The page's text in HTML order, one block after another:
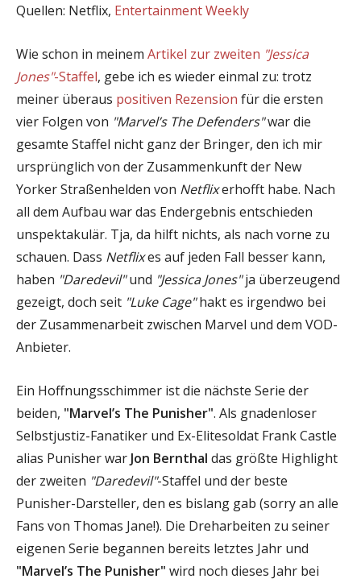
Quellen: Netflix, Entertainment Weekly
Wie schon in meinem Artikel zur zweiten "Jessica
Jones"-Staffel, gebe ich es wieder einmal zu: trotz
meiner überaus positiven Rezension für die ersten
vier Folgen von "Marvel’s The Defenders"war die
gesamte Staffel nicht ganz der Bringer, den ich mir
ursprünglich von der Zusammenkunft der New
Yorker Straßenhelden von Netflixerhofft habe. Nach
all dem Aufbau war das Endergebnis entschieden
unspektakulär. Tja, da hilft nichts, als nach vorne zu
schauen. Dass Netflixes auf jeden Fall besser kann,
haben "Daredevil"und "Jessica Jones"ja überzeugend
gezeigt, doch seit "Luke Cage"hakt es irgendwo bei
der Zusammenarbeit zwischen Marvel und dem VOD-
Anbieter.
Ein Hoffnungsschimmer ist die nächste Serie der
beiden, "Marvel’s The Punisher". Als gnadenloser
Selbstjustiz-Fanatiker und Ex-Elitesoldat Frank Castle
alias Punisher war Jon Bernthal das größte Highlight
der zweiten "Daredevil"-Staffel und der beste
Punisher-Darsteller, den es bislang gab (sorry an alle
Fans von Thomas Jane!). Die Dreharbeiten zu seiner
eigenen Serie begannen bereits letztes Jahr und
"Marvel’s The Punisher" wird noch dieses Jahr bei